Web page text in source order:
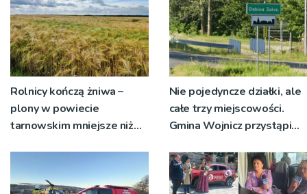
Rolnicy kończą żniwa –
plony w powiecie
tarnowskim mniejsze niż
Nie pojedyncze działki, ale
całe trzy miejscowości.
Gmina Wojnicz przystąpi
planistycznych